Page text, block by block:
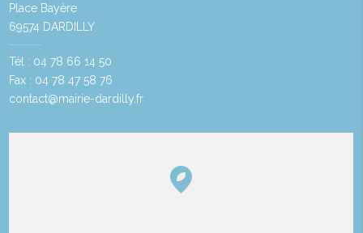
Place Bayère
69574 DARDILLY
Tél : 04 78 66 14 50
Fax : 04 78 47 58 76
contact@mairie-dardilly.fr